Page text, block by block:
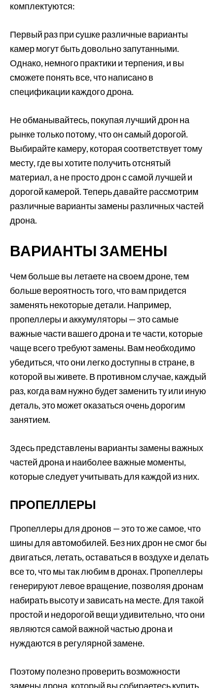
комплектуются:
Первый раз при сушке различные варианты
камер могут быть довольно запутанными.
Однако, немного практики и терпения, и вы
сможете понять все, что написано в
спецификации каждого дрона.
Не обманывайтесь, покупая лучший дрон на
рынке только потому, что он самый дорогой.
Выбирайте камеру, которая соответствует тому
месту, где вы хотите получить отснятый
материал, а не просто дрон с самой лучшей и
дорогой камерой. Теперь давайте рассмотрим
различные варианты замены различных частей
дрона.
ВАРИАНТЫ ЗАМЕНЫ
Чем больше вы летаете на своем дроне, тем
больше вероятность того, что вам придется
заменять некоторые детали. Например,
пропеллеры и аккумуляторы — это самые
важные части вашего дрона и те части, которые
чаще всего требуют замены. Вам необходимо
убедиться, что они легко доступны в стране, в
которой вы живете. В противном случае, каждый
раз, когда вам нужно будет заменить ту или иную
деталь, это может оказаться очень дорогим
занятием.
Здесь представлены варианты замены важных
частей дрона и наиболее важные моменты,
которые следует учитывать для каждой из них.
ПРОПЕЛЛЕРЫ
Пропеллеры для дронов — это то же самое, что
шины для автомобилей. Без них дрон не смог бы
двигаться, летать, оставаться в воздухе и делать
все то, что мы так любим в дронах. Пропеллеры
генерируют левое вращение, позволяя дронам
набирать высоту и зависать на месте. Для такой
простой и недорогой вещи удивительно, что они
являются самой важной частью дрона и
нуждаются в регулярной замене.
Поэтому полезно проверить возможности
замены дрона, который вы собираетесь купить.